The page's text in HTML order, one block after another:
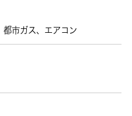
都市ガス、 エアコン